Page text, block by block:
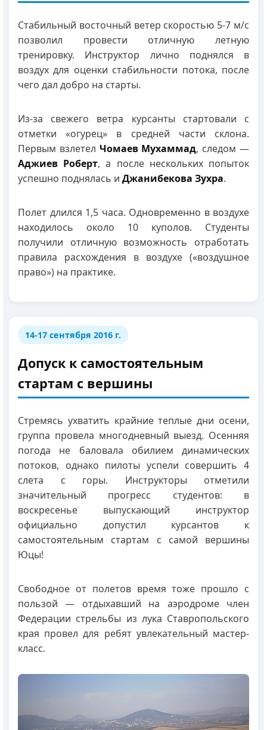
Стабильный восточный ветер скоростью 5-7 м/с
позволил провести отличную летную
тренировку. Инструктор лично поднялся в
воздух для оценки стабильности потока, после
чего дал добро на старты.
Из-за свежего ветра курсанты стартовали с
отметки «огурец» в средней части склона.
Первым взлетел Чомаев Мухаммад, следом —
Аджиев Роберт, а после нескольких попыток
успешно поднялась и Джанибекова Зухра.
Полет длился 1,5 часа. Одновременно в воздухе
находилось около 10 куполов. Студенты
получили отличную возможность отработать
правила расхождения в воздухе («воздушное
право») на практике.
14-17 сентября 2016 г.
Допуск к самостоятельным
стартам с вершины
Стремясь ухватить крайние теплые дни осени,
группа провела многодневный выезд. Осенняя
погода не баловала обилием динамических
потоков, однако пилоты успели совершить 4
слета с горы. Инструкторы отметили
значительный прогресс студентов: в
воскресенье выпускающий инструктор
официально допустил курсантов к
самостоятельным стартам с самой вершины
Юцы!
Свободное от полетов время тоже прошло с
пользой — отдыхавший на аэродроме член
Федерации стрельбы из лука Ставропольского
края провел для ребят увлекательный мастер-
класс.